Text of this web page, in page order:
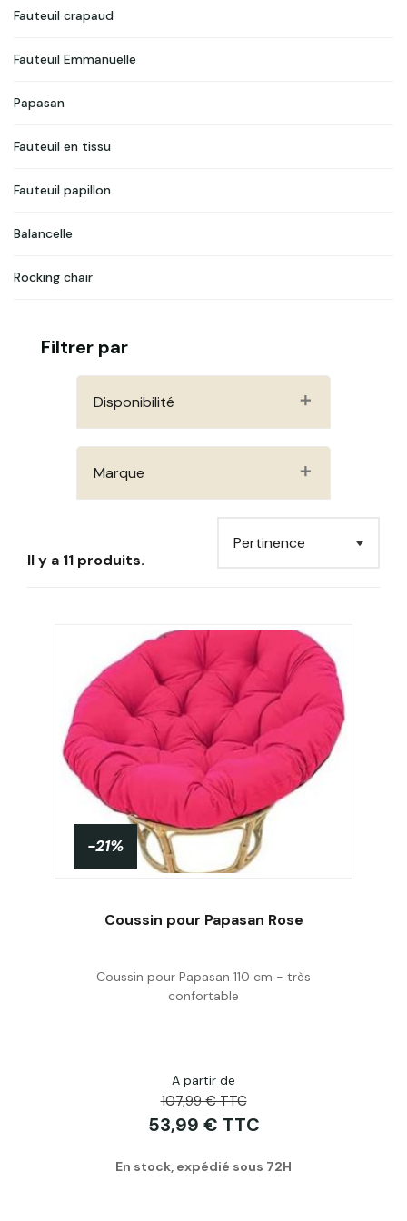
nombreux pays, principalement en Inde. Il est léger et
de décoration intérieure.
Fauteuil crapaud
Fauteuil Emmanuelle
Papasan
Fauteuil en tissu
Fauteuil papillon
Balancelle
Rocking chair
Filtrer par
Disponibilité
Marque
Il y a 11 produits.
Acheter
-21%
Coussin pour Papasan Rose
Coussin pour Papasan 110 cm - très
confortable
A partir de
107,99 € TTC
53,99 € TTC
En stock, expédié sous 72H